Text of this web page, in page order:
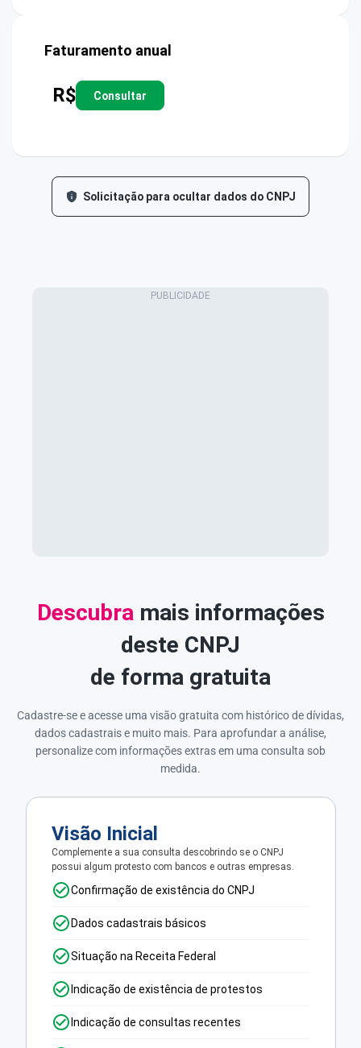
Faturamento anual
R$ Consultar
Solicitação para ocultar dados do CNPJ
Descubra mais informações
deste CNPJ
de forma gratuita
Cadastre-se e acesse uma visão gratuita com histórico de dívidas,
dados cadastrais e muito mais. Para aprofundar a análise,
personalize com informações extras em uma consulta sob
medida.
Visão Inicial
Complemente a sua consulta descobrindo se o CNPJ
possui algum protesto com bancos e outras empresas.
Confirmação de existência do CNPJ
Dados cadastrais básicos
Situação na Receita Federal
Indicação de existência de protestos
Indicação de consultas recentes